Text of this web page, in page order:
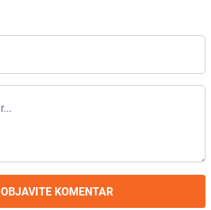
OBJAVITE KOMENTAR